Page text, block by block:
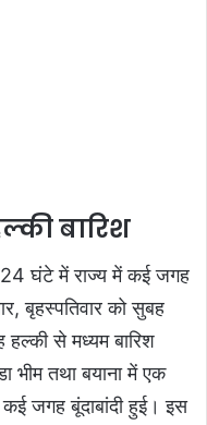
बारिश
24 घंटे में राज्य में कई जगह
बृहस्पतिवार को सुबह
से मध्यम बारिश
भीम तथा बयाना में एक
कई जगह बूंदाबांदी हुई। इस